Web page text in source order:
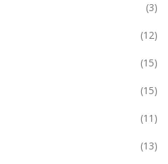
(3)
(12)
(15)
(15)
(11)
(13)